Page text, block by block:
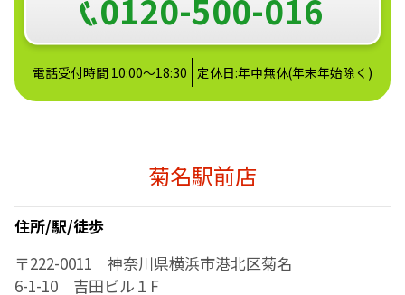
電話受付時間 10:00～18:30 定休日:年中無休(年末年始除く)
菊名駅前店
住所/駅/徒歩
〒222-0011 神奈川県横浜市港北区菊名
6-1-10 吉田ビル１F